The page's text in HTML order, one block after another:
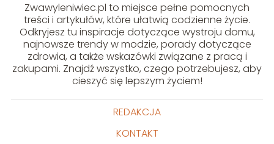
Zwawyleniwiec.pl to miejsce pełne pomocnych
treści i artykułów, które ułatwią codzienne życie.
Odkryjesz tu inspiracje dotyczące wystroju domu,
najnowsze trendy w modzie, porady dotyczące
zdrowia, a także wskazówki związane z pracą i
zakupami. Znajdź wszystko, czego potrzebujesz, aby
cieszyć się lepszym życiem!
REDAKCJA
KONTAKT